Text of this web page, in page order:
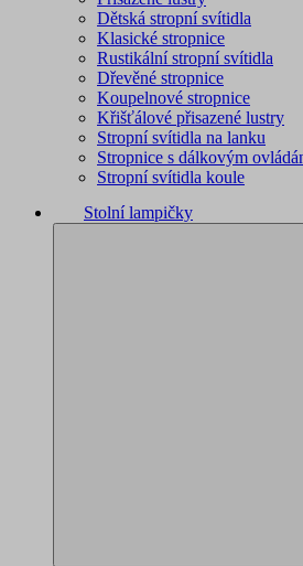
Dětská stropní svítidla
Klasické stropnice
Rustikální stropní svítidla
Dřevěné stropnice
Koupelnové stropnice
Křišťálové přisazené lustry
Stropní svítidla na lanku
Stropnice s dálkovým
Stropní svítidla koule
Stolní lampičky